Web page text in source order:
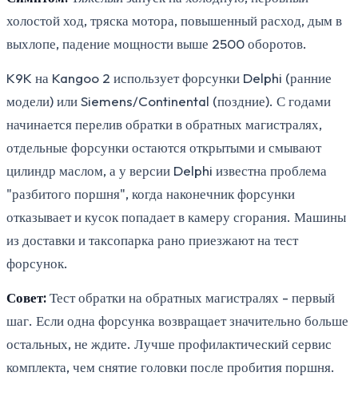
холостой ход, тряска мотора, повышенный расход, дым в
выхлопе, падение мощности выше 2500 оборотов.
K9K на Kangoo 2 использует форсунки Delphi (ранние
модели) или Siemens/Continental (поздние). С годами
начинается перелив обратки в обратных магистралях,
отдельные форсунки остаются открытыми и смывают
цилиндр маслом, а у версии Delphi известна проблема
"разбитого поршня", когда наконечник форсунки
отказывает и кусок попадает в камеру сгорания. Машины
из доставки и таксопарка рано приезжают на тест
форсунок.
Совет:Тест обратки на обратных магистралях - первый
шаг. Если одна форсунка возвращает значительно больше
остальных, не ждите. Лучше профилактический сервис
комплекта, чем снятие головки после пробития поршня.